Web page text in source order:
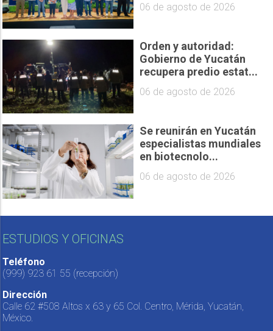
06 de agosto de 2026
Orden y autoridad:
Gobierno de Yucatán
recupera predio estat...
06 de agosto de 2026
Se reunirán en Yucatán
especialistas mundiales
en biotecnolo...
06 de agosto de 2026
ESTUDIOS Y OFICINAS
Teléfono
(999) 923 61 55 (recepción)
Dirección
Calle 62 #508 Altos x 63 y 65 Col. Centro, Mérida, Yucatán,
México.